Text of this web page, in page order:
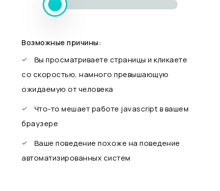
Возможные причины:
Вы просматриваете страницы и кликаете
со скоростью, намного превышающую
ожидаемую от человека
Что-то мешает работе javascript в вашем
браузере
Ваше поведение похоже на поведение
автоматизированных систем